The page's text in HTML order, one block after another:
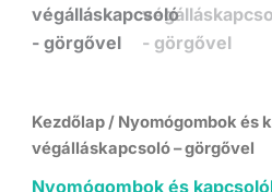
Kezdőlap/ Nyomógombok és
végálláskapcsoló – görgővel
Nyomógombok és